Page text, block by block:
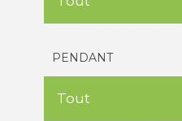
PENDANT